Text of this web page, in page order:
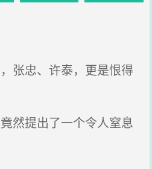
张忠、许泰，更是恨得
然提出了一个令人窒息